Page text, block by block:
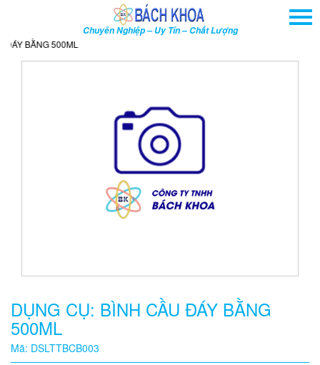
Chuyên Nghiệp – Uy Tín – Chất Lượng
GIỚI THIỆU
Quy
cách
BẰNG 500ML
DỤNG CỤ: BÌNH CẦU ĐÁY BẰNG
500ML
Mã: DSLTTBCB003